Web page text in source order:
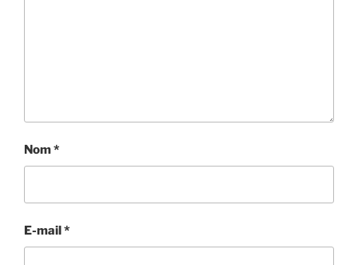
Nom*
E-mail *